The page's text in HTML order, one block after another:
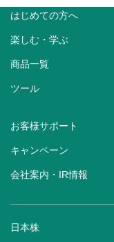
はじめての方へ
楽しむ・学ぶ
商品一覧
ツール
お客様サポート
キャンペーン
会社案内・IR情報
日本株